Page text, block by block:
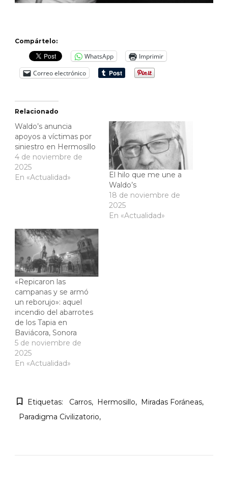
Compártelo:
WhatsApp
Imprimir
Correo electrónico
Relacionado
Waldo’s anuncia
apoyos a víctimas por
siniestro en Hermosillo
4 de noviembre de
2025
En «Actualidad»
El hilo que me une a
Waldo’s
18 de noviembre de
2025
En «Actualidad»
«Repicaron las
campanas y se armó
un reborujo»: aquel
incendio del abarrotes
de los Tapia en
Baviácora, Sonora
5 de noviembre de
2025
En «Actualidad»
Etiquetas: Carros Hermosillo
Miradas Foráneas
Paradigma Civilizatorio